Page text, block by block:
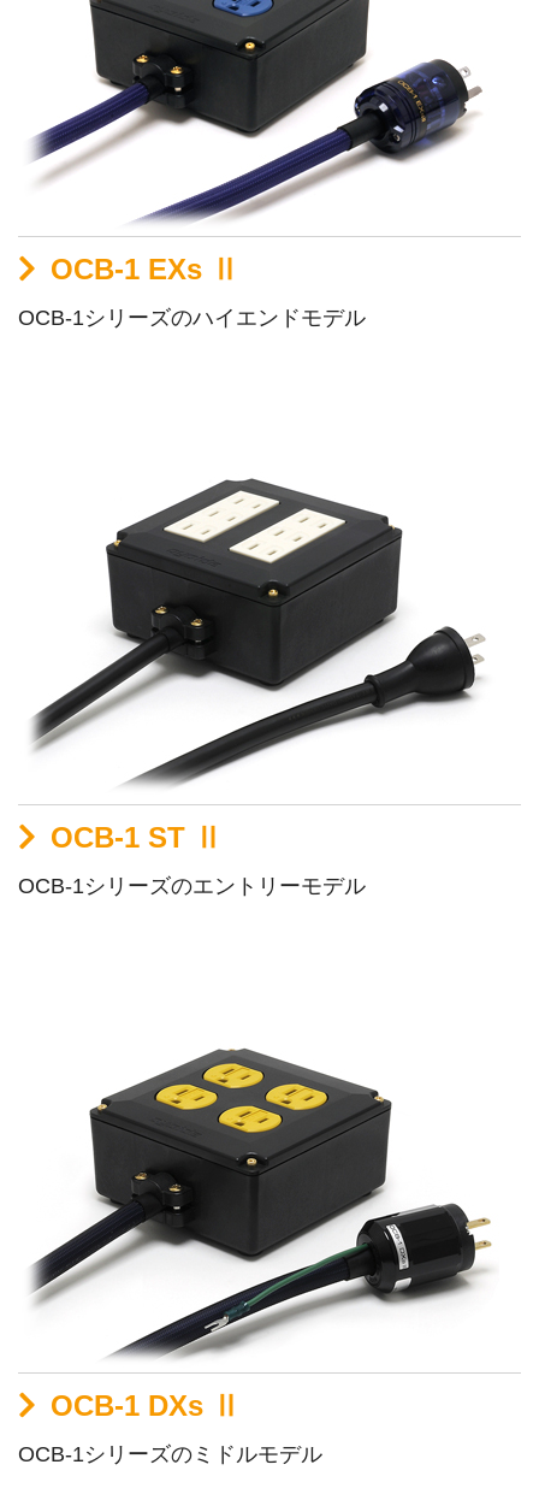
OCB-1 EXs Ⅱ
OCB-1シリーズのハイエンドモデル
OCB-1 ST Ⅱ
OCB-1シリーズのエントリーモデル
OCB-1 DXs Ⅱ
OCB-1シリーズのミドルモデル